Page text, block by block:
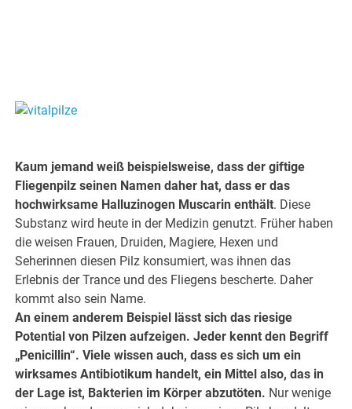
Kaum jemand weiß beispielsweise, dass der giftige
Fliegenpilz seinen Namen daher hat, dass er das
hochwirksame Halluzinogen Muscarin enthält. Diese
Substanz wird heute in der Medizin genutzt. Früher haben
die weisen Frauen, Druiden, Magiere, Hexen und
Seherinnen diesen Pilz konsumiert, was ihnen das
Erlebnis der Trance und des Fliegens bescherte. Daher
kommt also sein Name.
An einem anderem Beispiel lässt sich das riesige
Potential von Pilzen aufzeigen. Jeder kennt den Begriff
„Penicillin“. Viele wissen auch, dass es sich um ein
wirksames Antibiotikum handelt, ein Mittel also, das in
der Lage ist, Bakterien im Körper abzutöten. Nur wenige